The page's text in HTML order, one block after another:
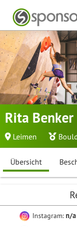
Rita Benker
Leimen
Übersicht
Instagram: n/a